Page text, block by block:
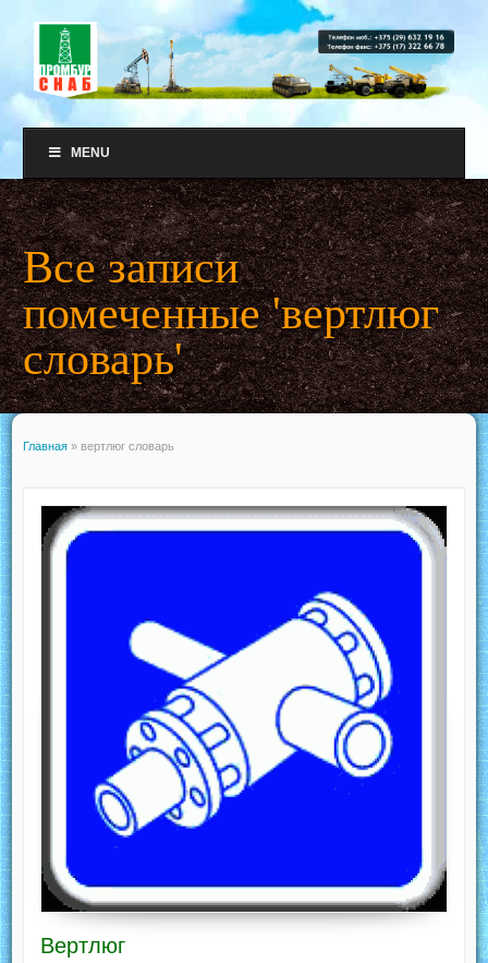
MENU
Все записи
помеченные 'вертлюг
словарь'
Главная » вертлюг словарь
Вертлюг